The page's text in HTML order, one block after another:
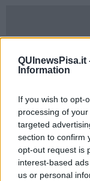
QUInewsPisa.it
Information
If you wish to opt-
processing of
targeted
section to confirm
opt-out request is
interest-based
us or personal
PISA —L’Opera
Composizione Sacra “
accompagna da
cuore creativo e
significato
con il Cantico delle
contesto dell’ottavo
"Un testo che